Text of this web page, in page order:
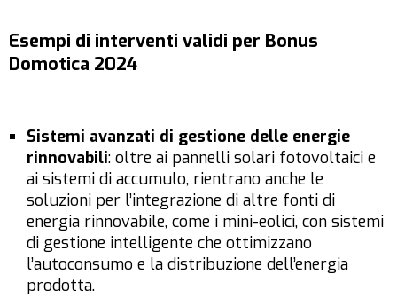
Esempi di interventi validi per Bonus
Domotica 2024
Sistemi avanzati di gestione delle energie
rinnovabili: oltre ai pannelli solari fotovoltaici e
ai sistemi di accumulo, rientrano anche le
soluzioni per l’integrazione di altre fonti di
energia rinnovabile, come i mini-eolici, con sistemi
di gestione intelligente che ottimizzano
l’autoconsumo e la distribuzione dell’energia
prodotta.